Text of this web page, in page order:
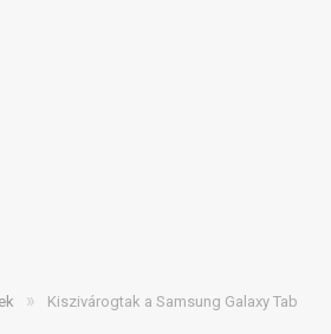
»
Kiszivárogtak a Samsung Galaxy Tab